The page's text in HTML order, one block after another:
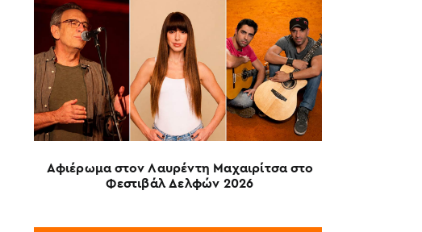
Αφιέρωμα στον Λαυρέντη Μαχαιρίτσα στο
Φεστιβάλ Δελφών 2026